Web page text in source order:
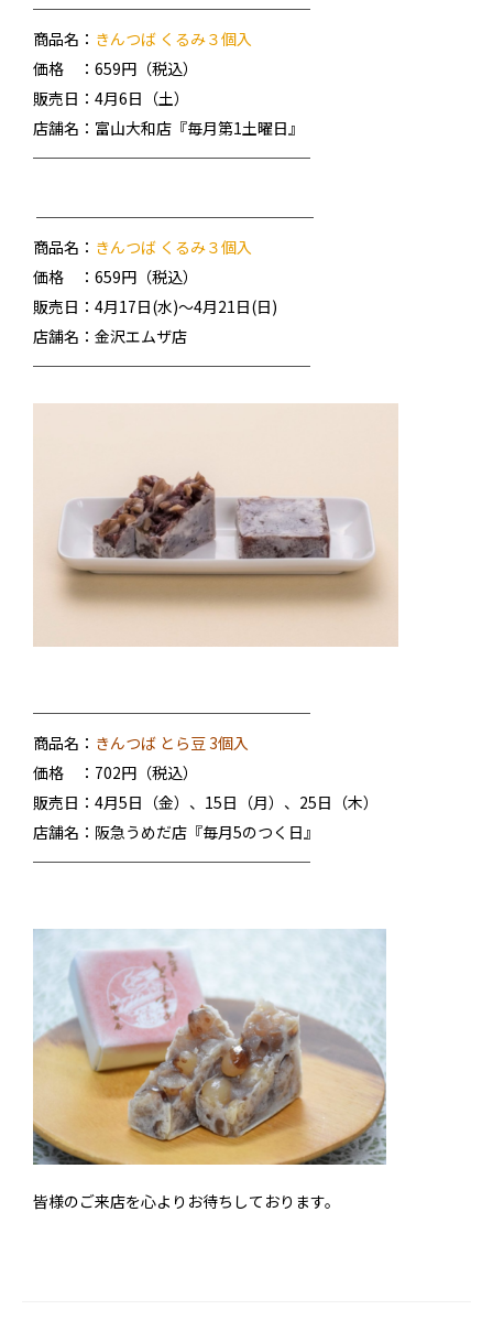
──────────────────
商品名： きんつば くるみ３個入
価格 ：659円（税込）
販売日：4月6日（土）
店舗名：富山大和店『毎月第1土曜日』
──────────────────
──────────────────
商品名： きんつば くるみ３個入
価格 ：659円（税込）
販売日：4月17日(水)～4月21日(日)
店舗名：金沢エムザ店
──────────────────
──────────────────
商品名： きんつば とら豆 3個入
価格 ：702円（税込）
販売日：4月5日（金）、15日（月）、25日（木）
店舗名：阪急うめだ店『毎月5のつく日』
──────────────────
皆様のご来店を心よりお待ちしております。